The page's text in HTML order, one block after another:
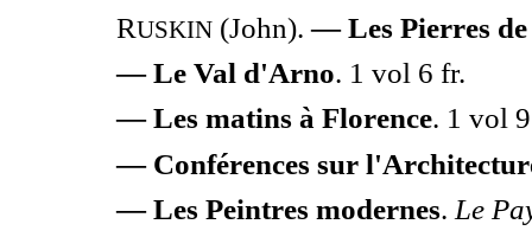
RUSKIN (John). — Les Pierres de
— Le Val d'Arno. 1 vol 6 fr.
— Les matins à Florence. 1 vol
— Conférences sur
— Les Peintres modernes. Le